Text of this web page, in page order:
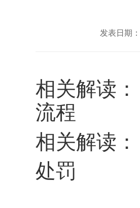
发表日期
相关解读
流程
相关解读：
处罚